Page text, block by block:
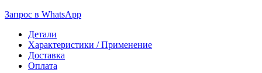
Запрос в WhatsApp
Детали
Характеристики / Применение
Доставка
Оплата